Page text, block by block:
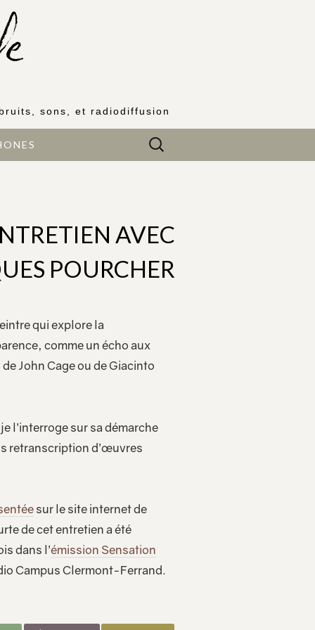
bruits, sons, et radiodiffusion
Rechercher :
AVEC
POURCHER
qui explore la
comme un écho aux
John Cage ou de Giacinto
l’interroge sur sa démarche
retranscription d’œuvres
sur le site internet de
de cet entretien a été
dans l’émission Sensation
Campus Clermont-Ferrand.